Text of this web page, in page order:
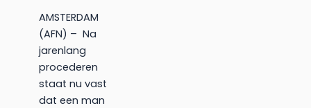
AMSTERDAM
(AFN) – Na
jarenlang
procederen
staat nu vast
dat een man